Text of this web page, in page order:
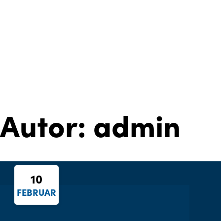
Autor: admin
10
FEBRUAR